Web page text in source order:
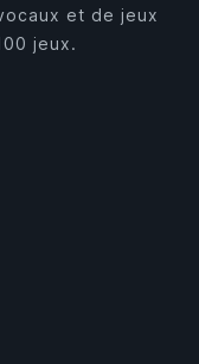
et de jeux
jeux.